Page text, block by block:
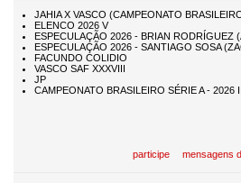
participe mensagens